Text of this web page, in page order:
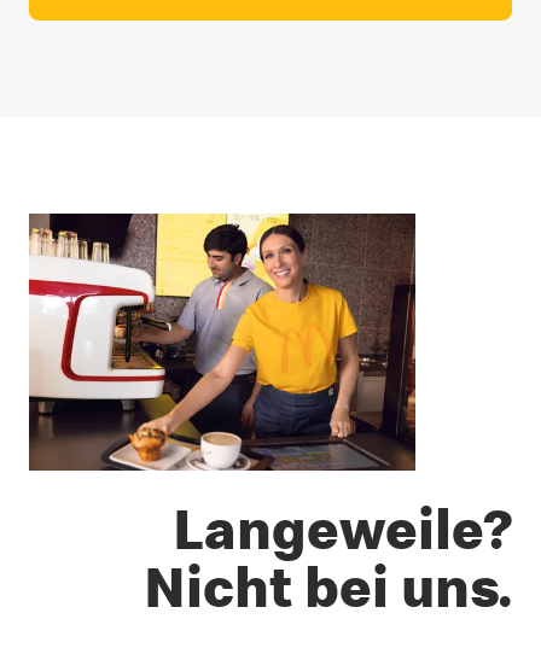
Langeweile?
Nicht bei uns.